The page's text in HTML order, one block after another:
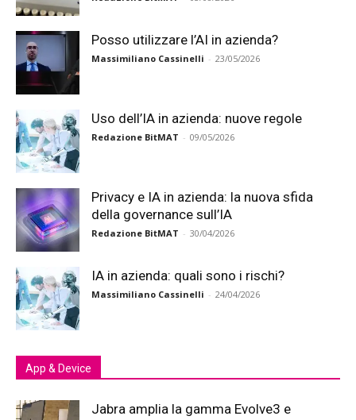
Posso utilizzare l’AI in azienda?
Massimiliano Cassinelli - 23/05/2026
Uso dell’IA in azienda: nuove regole
Redazione BitMAT - 09/05/2026
Privacy e IA in azienda: la nuova sfida
della governance sull’IA
Redazione BitMAT - 30/04/2026
IA in azienda: quali sono i rischi?
Massimiliano Cassinelli - 24/04/2026
App & Device
Jabra amplia la gamma Evolve3 e